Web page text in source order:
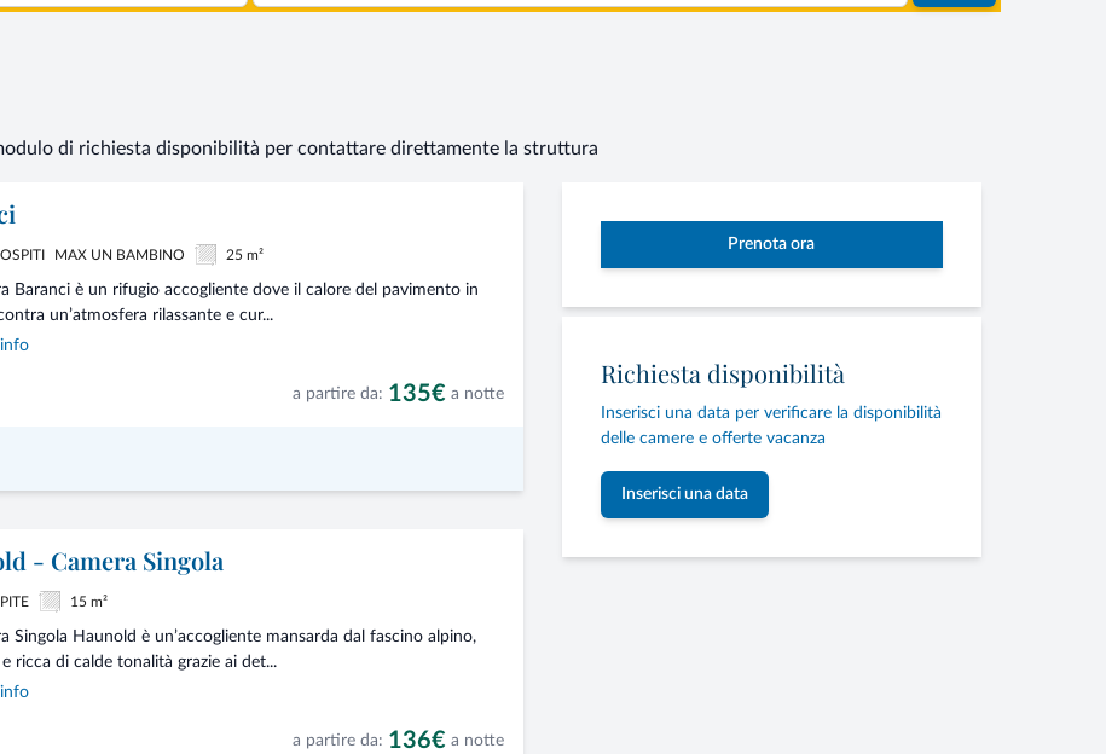
di richiesta disponibilità per contattare direttamente la struttura
MAX UN BAMBINO 25 m²
Baranci è un rifugio accogliente dove il calore del pavimento in
un’atmosfera rilassante e cur...
a partire da: 135€ a notte
- Camera Singola
15 m²
Singola Haunold è un’accogliente mansarda dal fascino alpino,
e ricca di calde tonalità grazie ai det...
a partire da: 136€ a notte
Prenota ora
Richiesta disponibilità
Inserisci una data per verificare la disponibilità
delle camere e offerte vacanza
Inserisci una data